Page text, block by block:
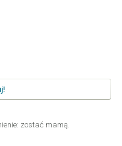
zostać mamą.